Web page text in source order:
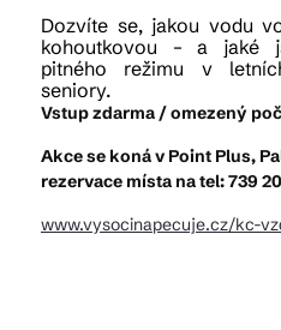
Dozvíte se, jakou vodu
kohoutkovou – a jaké
pitného režimu v
seniory.
Vstup zdarma / omezený
Akce se koná v Point Plus,
rezervace místa na tel: 739
www.vysocinapecuje.cz/kc-